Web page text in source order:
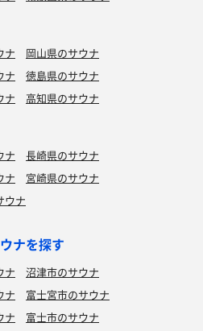
ナ
岡山県のサウナ
ナ
徳島県のサウナ
ナ 高知県のサウナ
ナ
長崎県のサウナ
ナ
宮崎県のサウナ
ウナ
ナを探す
ナ
沼津市のサウナ
ナ
富士宮市のサウナ
ナ
富士市のサウナ